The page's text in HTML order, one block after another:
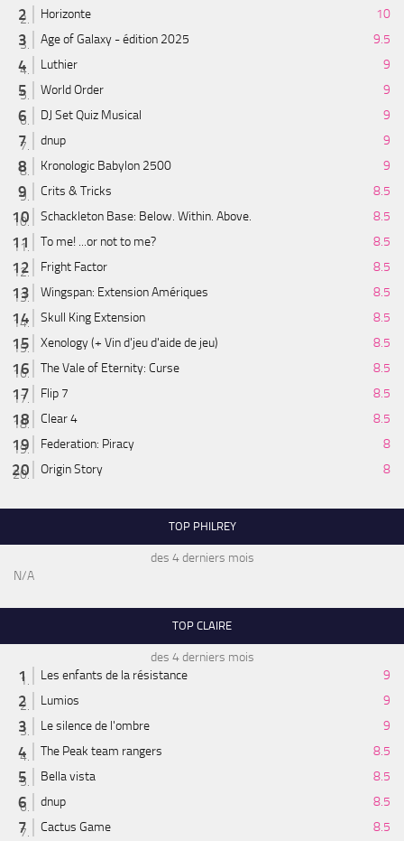
Horizonte
10
Age of Galaxy - édition 2025
9.5
Luthier
9
World Order
9
DJ Set Quiz Musical
9
dnup
9
Kronologic Babylon 2500
9
Crits & Tricks
8.5
Schackleton Base: Below. Within. Above.
8.5
To me! ...or not to me?
8.5
Fright Factor
8.5
Wingspan: Extension Amériques
8.5
Skull King Extension
8.5
Xenology (+ Vin d'jeu d'aide de jeu)
8.5
The Vale of Eternity: Curse
8.5
Flip 7
8.5
Clear 4
8.5
Federation: Piracy
8
Origin Story
8
TOP PHILREY
des 4 derniers mois
N/A
TOP CLAIRE
des 4 derniers mois
Les enfants de la résistance
9
Lumios
9
Le silence de l'ombre
9
The Peak team rangers
8.5
Bella vista
8.5
dnup
8.5
Cactus Game
8.5